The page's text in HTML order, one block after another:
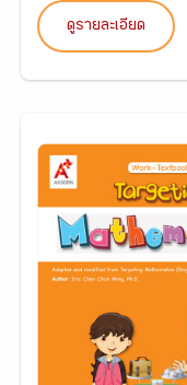
ดูรายละเอียด